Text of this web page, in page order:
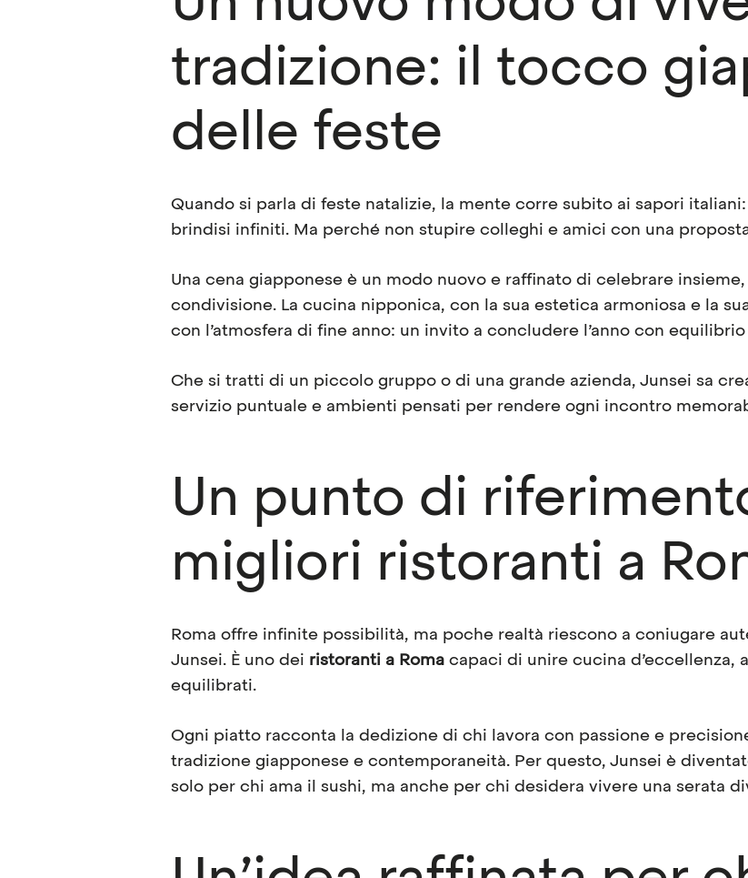
tradizione: il tocco
delle feste
Quando si parla di feste natalizie, la mente corre subito ai sapori
brindisi infiniti. Ma perché non stupire colleghi e amici con una
Una cena giapponese è un modo nuovo e raffinato di celebrare
condivisione. La cucina nipponica, con la sua estetica armoniosa e la
con l’atmosfera di fine anno: un invito a concludere l’anno con
Che si tratti di un piccolo gruppo o di una grande azienda, Junsei sa
servizio puntuale e ambienti pensati per rendere ogni incontro
Un punto di
migliori ristoranti a
Roma offre infinite possibilità, ma poche realtà riescono a coniugare
Junsei. È uno dei ristoranti a Roma capaci di unire cucina d’eccellenza,
equilibrati.
Ogni piatto racconta la dedizione di chi lavora con passione e
tradizione giapponese e contemporaneità. Per questo, Junsei è
solo per chi ama il sushi, ma anche per chi desidera vivere una serata